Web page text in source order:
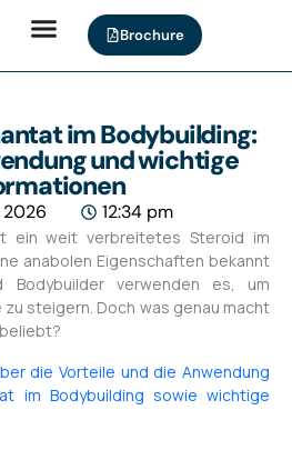
Brochure
im Bodybuilding:
und wichtige
2026 12:34 pm
ein weit verbreitetes Steroid im
anabolen Eigenschaften bekannt
verwenden es, um
steigern. Doch was genau macht
die Vorteile und die Anwendung
im Bodybuilding sowie wichtige